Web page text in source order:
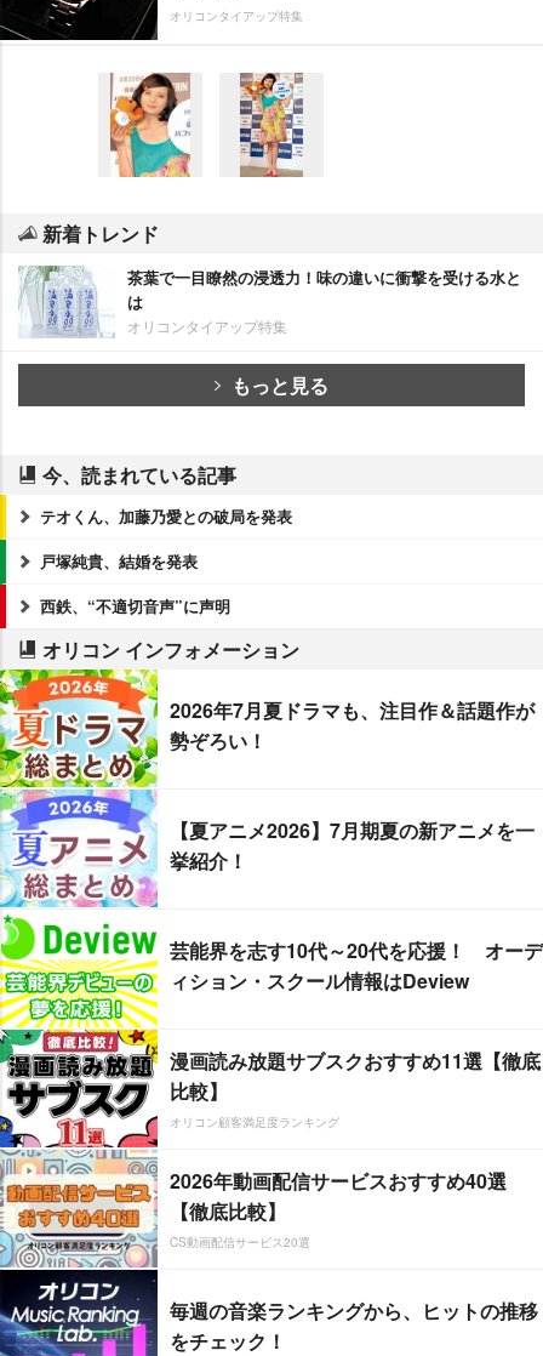
オリコンタイアップ特集
新着トレンド
茶葉で一目瞭然の浸透力！味の違いに衝撃を受ける水と
は
オリコンタイアップ特集
もっと見る
今、読まれている記事
テオくん、加藤乃愛との破局を発表
戸塚純貴、結婚を発表
西鉄、“不適切音声”に声明
オリコン インフォメーション
2026年7月夏ドラマも、注目作＆話題作が
勢ぞろい！
【夏アニメ2026】7月期夏の新アニメを一
挙紹介！
芸能界を志す10代～20代を応援！ オーデ
ィション・スクール情報はDeview
漫画読み放題サブスクおすすめ11選【徹底
比較】
オリコン顧客満足度ランキング
2026年動画配信サービスおすすめ40選
【徹底比較】
CS動画配信サービス20選
毎週の音楽ランキングから、ヒットの推移
をチェック！